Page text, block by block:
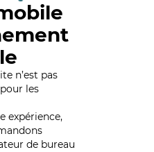
n’est pas
les
expérience,
de bureau